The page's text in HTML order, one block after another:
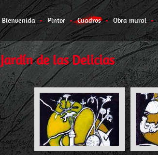
Bienvenida Pintor Cuadros Obra mural
Jardín de las Delicias